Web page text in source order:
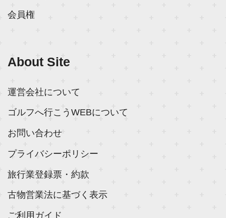
会員権
About Site
運営会社について
ゴルフへ行こうWEBについて
お問い合わせ
プライバシーポリシー
旅行業登録票・約款
古物営業法に基づく表示
ご利用ガイド